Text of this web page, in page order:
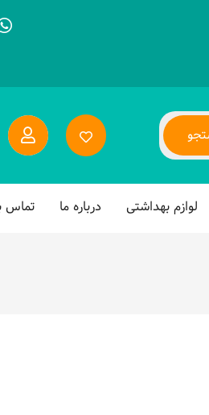
لوازم بهداشتی درباره ما تماس